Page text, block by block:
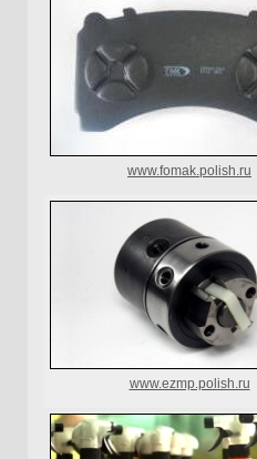
www.fomak.polish.ru
www.ezmp.polish.ru